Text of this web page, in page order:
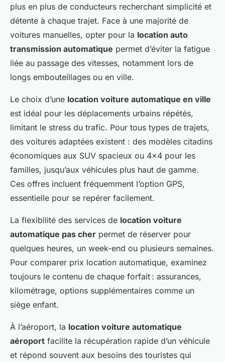
plus en plus de conducteurs recherchant simplicité et
détente à chaque trajet. Face à une majorité de
voitures manuelles, opter pour la location auto
transmission automatique permet d’éviter la fatigue
liée au passage des vitesses, notamment lors de
longs embouteillages ou en ville.
Le choix d’une location voiture automatique en ville
est idéal pour les déplacements urbains répétés,
limitant le stress du trafic. Pour tous types de trajets,
des voitures adaptées existent : des modèles citadins
économiques aux SUV spacieux ou 4x4 pour les
familles, jusqu’aux véhicules plus haut de gamme.
Ces offres incluent fréquemment l’option GPS,
essentielle pour se repérer facilement.
La flexibilité des services de location voiture
automatique pas cher permet de réserver pour
quelques heures, un week-end ou plusieurs semaines.
Pour comparer prix location automatique, examinez
toujours le contenu de chaque forfait : assurances,
kilométrage, options supplémentaires comme un
siège enfant.
À l’aéroport, la location voiture automatique
aéroport facilite la récupération rapide d’un véhicule
et répond souvent aux besoins des touristes qui